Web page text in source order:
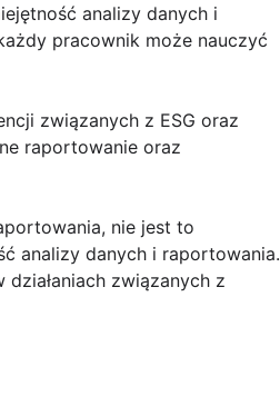
analizy danych i
pracownik może nauczyć
związanych z ESG oraz
raportowanie oraz
nie jest to
analizy danych i raportowania.
związanych z